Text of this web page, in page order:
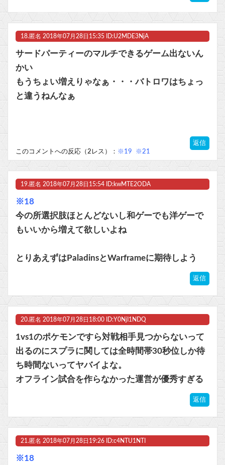
18. 匿名 2018年07月28日15:35 ID:U2MDE3NjA
サードパーティーのマルチできるゲーム出ないん
かい
もうちょい増えりゃなぁ・・・バトロワはちょっ
と違うねんなぁ
返信
このコメントへの反応（2レス）： ※19 ※21
19. 匿名 2018年07月28日15:54 ID:kwMTE2ODA
※18
今の所選択肢ほとんどないし和ゲーでも洋ゲーで
もいいから増えて欲しいよね
とりあえずはPaladinsとWarframeに期待しよう
返信
20. 匿名 2018年07月28日18:00 ID:Y0NjI1NDQ
1vs1のポケモンですら対戦相手見つからないって
出るのにスプラに関しては全時間帯30秒位しか待
ち時間ないってヤバイよな。
オフライン試合を作らなかった運営が優秀すぎる
返信
21. 匿名 2018年07月28日19:26 ID:c4NTU1NTI
※18